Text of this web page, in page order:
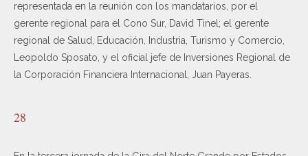
representada en la reunión con los mandatarios, por el
gerente regional para el Cono Sur, David Tinel; el gerente
regional de Salud, Educación, Industria, Turismo y Comercio,
Leopoldo Sposato, y el oficial jefe de Inversiones Regional de
la Corporación Financiera Internacional, Juan Payeras.
28